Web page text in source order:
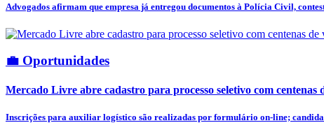
Advogados afirmam que empresa já entregou documentos à Polícia Civil,
💼 Oportunidades
Mercado Livre abre cadastro para processo seletivo com centenas
Inscrições para auxiliar logístico são realizadas por formulário on-line;